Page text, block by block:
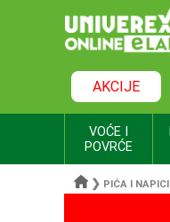
AKCIJE
VOĆE I
POVRĆE
❯ PIĆA I NAPICI